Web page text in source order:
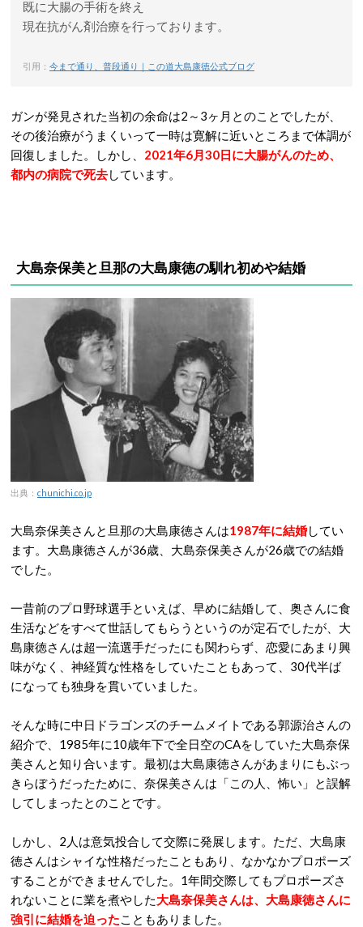
既に大腸の手術を終え
現在抗がん剤治療を行っております。
引用： 今まで通り、普段通り｜この道大島康徳公式ブログ
ガンが発見された当初の余命は2～3ヶ月とのことでしたが、
その後治療がうまくいって一時は寛解に近いところまで体調が
回復しました。しかし、 2021年6月30日に大腸がんのため、
都内の病院で死去しています。
大島奈保美と旦那の大島康徳の馴れ初めや結婚
出典： chunichi.co.jp
大島奈保美さんと旦那の大島康徳さんは1987年に結婚してい
ます。大島康徳さんが36歳、大島奈保美さんが26歳での結婚
でした。
一昔前のプロ野球選手といえば、早めに結婚して、奥さんに食
生活などをすべて世話してもらうというのが定石でしたが、大
島康徳さんは超一流選手だったにも関わらず、恋愛にあまり興
味がなく、神経質な性格をしていたこともあって、30代半ば
になっても独身を貫いていました。
そんな時に中日ドラゴンズのチームメイトである郭源治さんの
紹介で、1985年に10歳年下で全日空のCAをしていた大島奈保
美さんと知り合います。最初は大島康徳さんがあまりにもぶっ
きらぼうだったために、奈保美さんは「この人、怖い」と誤解
してしまったとのことです。
しかし、2人は意気投合して交際に発展します。ただ、大島康
徳さんはシャイな性格だったこともあり、なかなかプロポーズ
することができませんでした。1年間交際してもプロポーズさ
れないことに業を煮やした大島奈保美さんは、大島康徳さんに
強引に結婚を迫ったこともありました。